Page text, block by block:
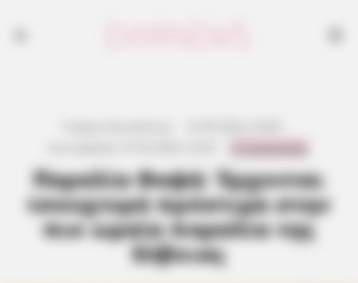
Παραλία Θαψά: Έρχονται
τσουχτερά πρόστιμα στην
πιο ωραία παραλία της
Εύβοιας